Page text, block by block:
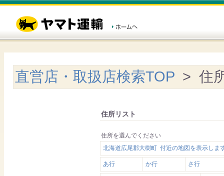
直営店・取扱店検索TOP > 住
住所リスト
住所を選んでください
北海道広尾郡大樹町 付近の地図を表示しま
あ行 か行 さ行